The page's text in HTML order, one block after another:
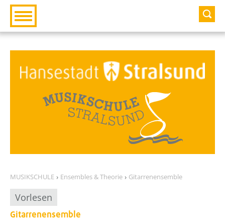
Zur Hauptnavigation
Zum Inhalt
MUSIKSCHULE Ensembles & Theorie Gitarrenensemble
Vorlesen
Gitarrenensemble